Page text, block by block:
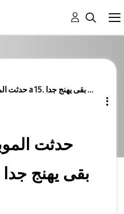
حدثت الموبايل عالواجهة الجديدة a 15. بقى يهنج جدا ...
حدثت